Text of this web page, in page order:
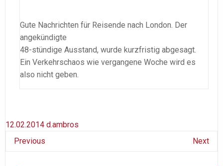
Gute Nachrichten für Reisende nach London. Der
angekündigte
48-stündige Ausstand, wurde kurzfristig abgesagt.
Ein Verkehrschaos wie vergangene Woche wird es
also nicht geben.
12.02.2014 d.ambros
Previous
Next